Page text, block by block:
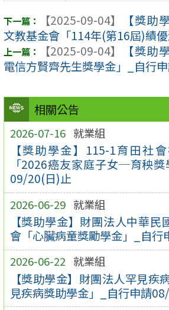
相關公告
2026-07-16 就業組
【獎助學金】115-1育田社
「2026癌友家庭子女─育秧
09/20(日)止
2026-06-29 就業組
【獎助學金】財團法人中華
會「心臟病童獎勵學金」_自
2026-06-22 就業組
【獎助學金】財團法人罕見疾
見疾病獎助學金」_自行申請
【2025-09-04】
【獎助
文教基金會「114年(第16屆)績
【2025-09-04】
【獎助
電信方賢齊先生獎學金」_自行